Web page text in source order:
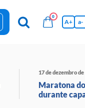
0
A+ a-
17 de dezembro de
Maratona
durante